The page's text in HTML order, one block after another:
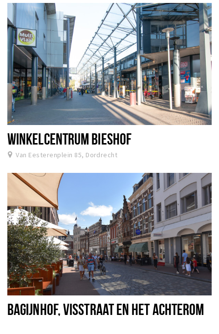
WINKELCENTRUM BIESHOF
Van Eesterenplein 85, Dordrecht
BAGIJNHOF, VISSTRAAT EN HET ACHTEROM